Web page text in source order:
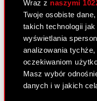
Wraz z naszymi
Twoje osobiste
takich technologii
wyświetlania
analizowania
oczekiwaniom
Masz wybór
danych i w jakich
Walne
organów
Okresy
Kalendarz